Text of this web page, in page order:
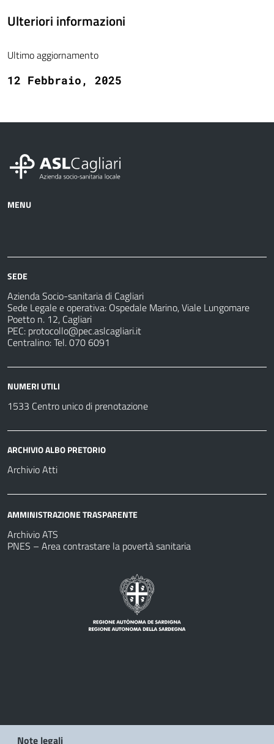
Ulteriori informazioni
Ultimo aggiornamento
12 Febbraio, 2025
MENU
sanitarie
fare
SEDE
Azienda Socio-sanitaria di Cagliari
Sede Legale e operativa: Ospedale Marino, Viale Lungomare
Poetto n. 12, Cagliari
PEC: protocollo@pec.aslcagliari.it
Centralino: Tel. 070 6091
NUMERI UTILI
1533 Centro unico di prenotazione
ARCHIVIO ALBO PRETORIO
Archivio Atti
AMMINISTRAZIONE TRASPARENTE
Archivio ATS
PNES – Area contrastare la povertà sanitaria
Note legali